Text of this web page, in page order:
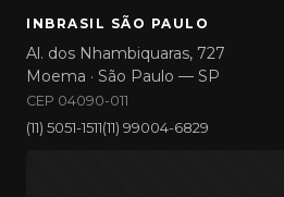
INBRASIL SÃO PAULO
Al. dos Nhambiquaras, 727
Moema · São Paulo — SP
CEP 04090-011
(11) 5051-1511(11) 99004-6829